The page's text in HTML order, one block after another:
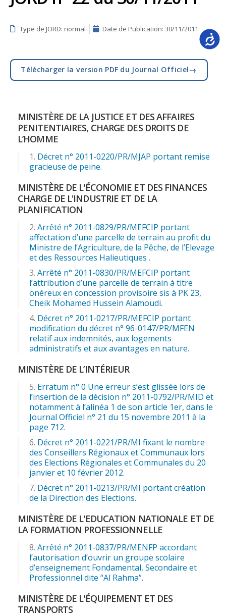
Type de JORD: normal Date de Publication: 30/11/2011
Télécharger la version PDF du Journal Officiel→
MINISTÈRE DE LA JUSTICE ET DES AFFAIRES
PENITENTIAIRES, CHARGE DES DROITS DE
L’HOMME
Décret n° 2011-0220/PR/MJAP portant remise
gracieuse de peine.
MINISTÈRE DE L'ÉCONOMIE ET DES FINANCES
CHARGE DE L'INDUSTRIE ET DE LA
PLANIFICATION
Arrêté n° 2011-0829/PR/MEFCIP portant
affectation d’une parcelle de terrain au profit du
Ministre de l’Agriculture, de la Pêche, de l’Elevage
et des Ressources Halieutiques .
Arrêté n° 2011-0830/PR/MEFCIP portant
l’attribution d’une parcelle de terrain à titre
onéreux en concession provisoire sis à PK 23,
Cheik Mohamed Hussein Alamoudi.
Décret n° 2011-0217/PR/MEFCIP portant
modification du décret n° 96-0147/PR/MFEN
relatif aux indemnités, aux logements
administratifs et aux avantages en nature.
MINISTÈRE DE L’INTÉRIEUR
Erratum n° 0 Une erreur s’est glissée lors de
l’insertion de la décision n° 2011-0792/PR/MID et
notamment à l’alinéa 1 de son article 1er, dans le
Journal Officiel n° 21 du 15 novembre 2011 à la
page 712.
Décret n° 2011-0221/PR/MI fixant le nombre
des Conseillers Régionaux et Communaux lors
des Elections Régionales et Communales du 20
janvier et 10 février 2012.
Décret n° 2011-0213/PR/MI portant création
de la Direction des Elections.
MINISTÈRE DE L'EDUCATION NATIONALE ET DE
LA FORMATION PROFESSIONNELLE
Arrêté n° 2011-0837/PR/MENFP accordant
l’autorisation d’ouvrir un groupe scolaire
d’enseignement Fondamental, Secondaire et
Professionnel dite “Al Rahma”.
MINISTÈRE DE L'ÉQUIPEMENT ET DES
TRANSPORTS